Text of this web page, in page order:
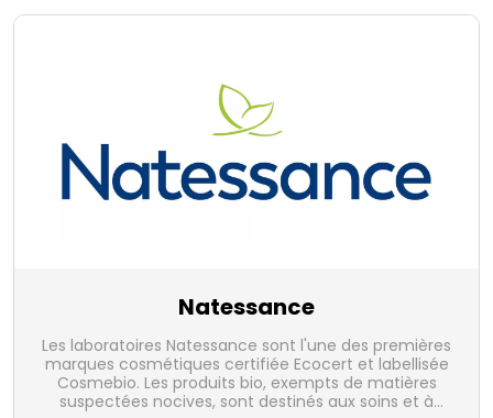
Natessance
Les laboratoires Natessance sont l'une des premières
marques cosmétiques certifiée Ecocert et labellisée
Cosmebio. Les produits bio, exempts de matières
suspectées nocives, sont destinés aux soins et à